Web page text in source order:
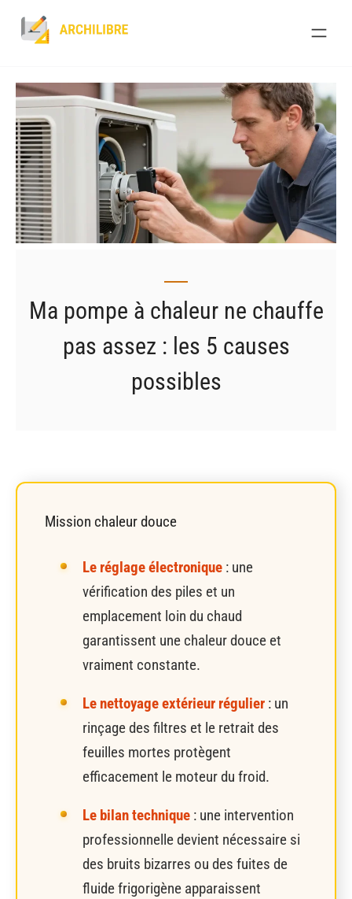
Ma pompe à chaleur ne chauffe
pas assez : les 5 causes
possibles
Mission chaleur douce
Le réglage électronique : une
vérification des piles et un
emplacement loin du chaud
garantissent une chaleur douce et
vraiment constante.
Le nettoyage extérieur régulier : un
rinçage des filtres et le retrait des
feuilles mortes protègent
efficacement le moteur du froid.
Le bilan technique : une intervention
professionnelle devient nécessaire si
des bruits bizarres ou des fuites de
fluide frigorigène apparaissent